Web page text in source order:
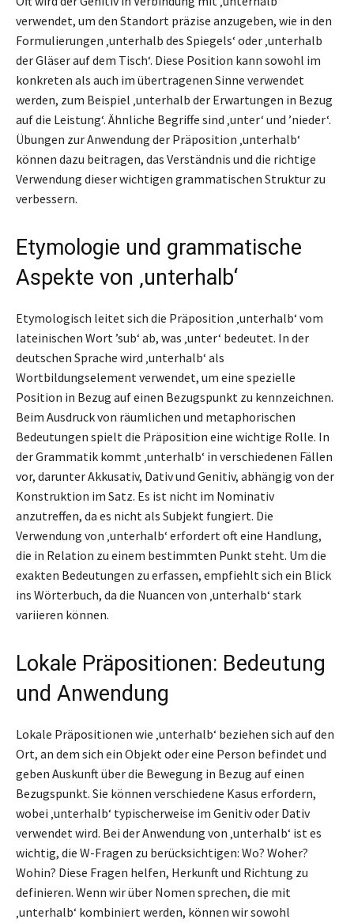
verwendet, um den Standort präzise anzugeben, wie in den
Formulierungen ‚unterhalb des Spiegels‘ oder ‚unterhalb
der Gläser auf dem Tisch‘. Diese Position kann sowohl im
konkreten als auch im übertragenen Sinne verwendet
werden, zum Beispiel ‚unterhalb der Erwartungen in Bezug
auf die Leistung‘. Ähnliche Begriffe sind ‚unter‘ und ’nieder‘.
Übungen zur Anwendung der Präposition ‚unterhalb‘
können dazu beitragen, das Verständnis und die richtige
Verwendung dieser wichtigen grammatischen Struktur zu
verbessern.
Etymologie und grammatische
Aspekte von ‚unterhalb‘
Etymologisch leitet sich die Präposition ‚unterhalb‘ vom
lateinischen Wort ’sub‘ ab, was ‚unter‘ bedeutet. In der
deutschen Sprache wird ‚unterhalb‘ als
Wortbildungselement verwendet, um eine spezielle
Position in Bezug auf einen Bezugspunkt zu kennzeichnen.
Beim Ausdruck von räumlichen und metaphorischen
Bedeutungen spielt die Präposition eine wichtige Rolle. In
der Grammatik kommt ‚unterhalb‘ in verschiedenen Fällen
vor, darunter Akkusativ, Dativ und Genitiv, abhängig von der
Konstruktion im Satz. Es ist nicht im Nominativ
anzutreffen, da es nicht als Subjekt fungiert. Die
Verwendung von ‚unterhalb‘ erfordert oft eine Handlung,
die in Relation zu einem bestimmten Punkt steht. Um die
exakten Bedeutungen zu erfassen, empfiehlt sich ein Blick
ins Wörterbuch, da die Nuancen von ‚unterhalb‘ stark
variieren können.
Lokale Präpositionen: Bedeutung
und Anwendung
Lokale Präpositionen wie ‚unterhalb‘ beziehen sich auf den
Ort, an dem sich ein Objekt oder eine Person befindet und
geben Auskunft über die Bewegung in Bezug auf einen
Bezugspunkt. Sie können verschiedene Kasus erfordern,
wobei ‚unterhalb‘ typischerweise im Genitiv oder Dativ
verwendet wird. Bei der Anwendung von ‚unterhalb‘ ist es
wichtig, die W-Fragen zu berücksichtigen: Wo? Woher?
Wohin? Diese Fragen helfen, Herkunft und Richtung zu
definieren. Wenn wir über Nomen sprechen, die mit
‚unterhalb‘ kombiniert werden, können wir sowohl